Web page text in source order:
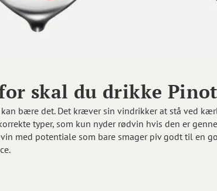
skal du drikke
bære det. Det kræver sin vindrikker at stå ved
typer, som kun nyder rødvin hvis den er
med potentiale som bare smager piv godt til en